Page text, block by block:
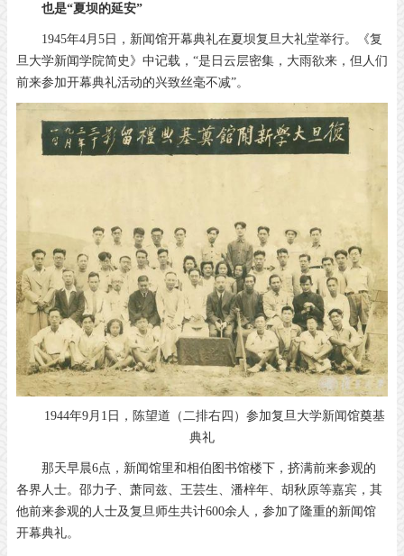
也是“夏坝的延安”
1945年4月5日，新闻馆开幕典礼在夏坝复旦大礼堂举行。《复
旦大学新闻学院简史》中记载，“是日云层密集，大雨欲来，但人们
前来参加开幕典礼活动的兴致丝毫不减”。
1944年9月1日，陈望道（二排右四）参加复旦大学新闻馆奠基
典礼
那天早晨6点，新闻馆里和相伯图书馆楼下，挤满前来参观的
各界人士。邵力子、萧同兹、王芸生、潘梓年、胡秋原等嘉宾，其
他前来参观的人士及复旦师生共计600余人，参加了隆重的新闻馆
开幕典礼。